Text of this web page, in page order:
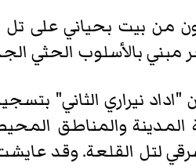
من بيت بحياني على
مبني بالأسلوب الحثي
"اداد نيراري
رتبة المدينة والمناطق
لتل القلعة. وقد عايشت